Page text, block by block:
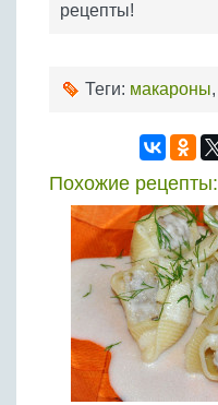
рецепты!
Теги: макароны,
Похожие рецепты: